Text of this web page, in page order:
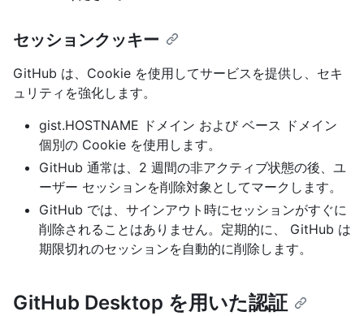
セッションクッキー
GitHub は、Cookie を使用してサービスを提供し、セキ
ュリティを強化します。
gist.HOSTNAME ドメイン および ベース ドメイン
個別の Cookie を使用します。
GitHub 通常は、2 週間の非アクティブ状態の後、ユ
ーザー セッションを削除対象としてマークします。
GitHub では、サインアウト時にセッションがすぐに
削除されることはありません。定期的に、 GitHub は
期限切れのセッションを自動的に削除します。
GitHub Desktop を用いた認証